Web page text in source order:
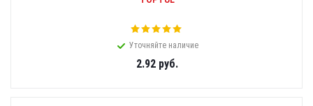
Уточняйте наличие
2.92руб.